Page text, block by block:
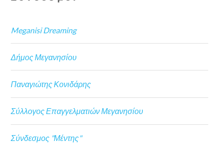
Meganisi Dreaming
Δήμος Μεγανησίου
Παναγιώτης Κονιδάρης
Σύλλογος Επαγγελματιών Μεγανησίου
Σύνδεσμος "Μέντης"